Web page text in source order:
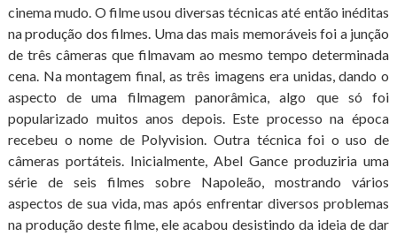
cinema mudo. O filme usou diversas técnicas até então inéditas
na produção dos filmes. Uma das mais memoráveis foi a junção
de três câmeras que filmavam ao mesmo tempo determinada
cena. Na montagem final, as três imagens era unidas, dando o
aspecto de uma filmagem panorâmica, algo que só foi
popularizado muitos anos depois. Este processo na época
recebeu o nome de Polyvision. Outra técnica foi o uso de
câmeras portáteis. Inicialmente, Abel Gance produziria uma
série de seis filmes sobre Napoleão, mostrando vários
aspectos de sua vida, mas após enfrentar diversos problemas
na produção deste filme, ele acabou desistindo da ideia de dar